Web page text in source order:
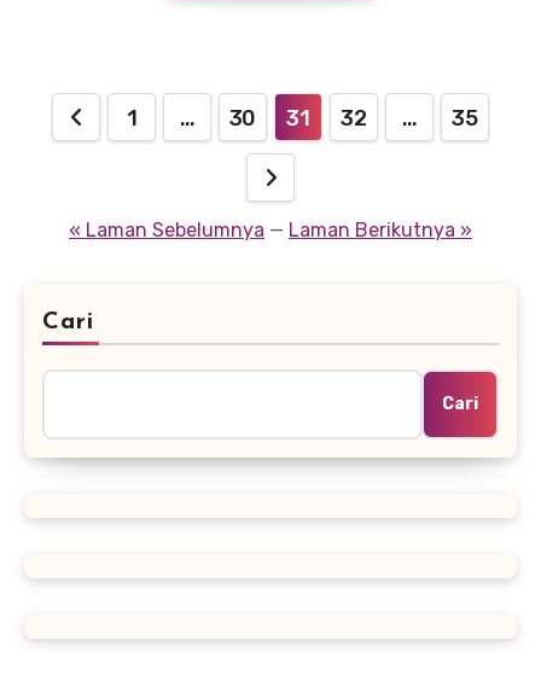
Paginasi
1 … 30 31 32 … 35
« Laman Sebelumnya — Laman Berikutnya »
Cari
Cari